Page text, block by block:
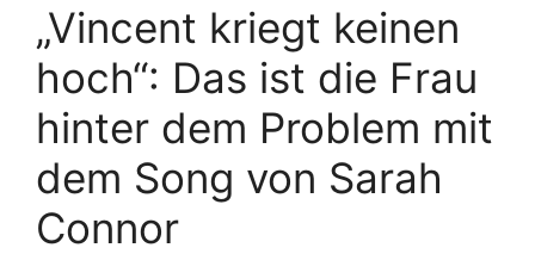
„Vincent kriegt keinen
hoch“: Das ist die Frau
hinter dem Problem mit
dem Song von Sarah
Connor